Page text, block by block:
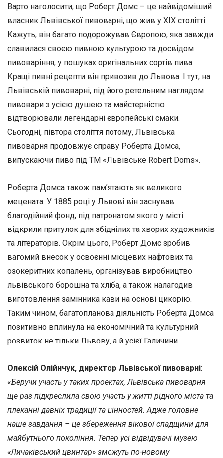
Варто наголосити, що Роберт Домс – це найвідоміший
власник Львівської пивоварні, що жив у ХІХ столітті.
Кажуть, він багато подорожував Європою, яка завжди
славилася своєю пивною культурою та досвідом
пивоваріння, у пошуках оригінальних сортів пива.
Кращі пивні рецепти він привозив до Львова. І тут, на
Львівській пивоварні, під його ретельним наглядом
пивовари з усією душею та майстерністю
відтворювали легендарні європейські смаки.
Сьогодні, півтора століття потому, Львівська
пивоварня продовжує справу Роберта Домса,
випускаючи пиво під ТМ «Львівське Robert Doms».
Роберта Домса також пам’ятають як великого
мецената. У 1885 році у Львові він заснував
благодійний фонд, під патронатом якого у місті
відкрили притулок для збіднілих та хворих художників
та літераторів. Окрім цього, Роберт Домс зробив
вагомий внесок у освоєнні місцевих нафтових та
озокеритних копалень, організував виробництво
львівського борошна та хліба, а також налагодив
виготовлення замінника кави на основі цикорію.
Таким чином, багатопланова діяльність Роберта Домса
позитивно вплинула на економічний та культурний
розвиток не тільки Львову, а й усієї Галичини.
Олексій Олійнчук, директор Львівської пивоварні:
«Беручи участь у таких проектах, Львівська пивоварня
ще раз підкреслила свою участь у житті рідного міста та
плеканні давніх традиції та цінностей. Адже головне
наше завдання – це збереження вікової спадщини для
майбутнього покоління. Тепер усі відвідувачі музею
«Личаківський цвинтар» зможуть по-новому